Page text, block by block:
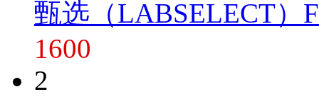
甄选（LABSELECT）
1600
2